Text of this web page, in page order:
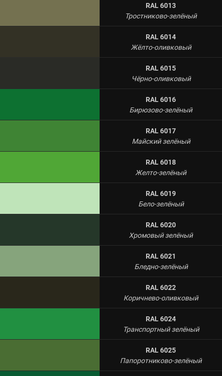
RAL 6013
Тростниково-зелёный
RAL 6014
Жёлто-оливковый
RAL 6015
Чёрно-оливковый
RAL 6016
Бирюзово-зелёный
RAL 6017
Майский зелёный
RAL 6018
Желто-зелёный
RAL 6019
Бело-зелёный
RAL 6020
Хромовый зелёный
RAL 6021
Бледно-зелёный
RAL 6022
Коричнево-оливковый
RAL 6024
Транспортный зелёный
RAL 6025
Папоротниково-зелёный